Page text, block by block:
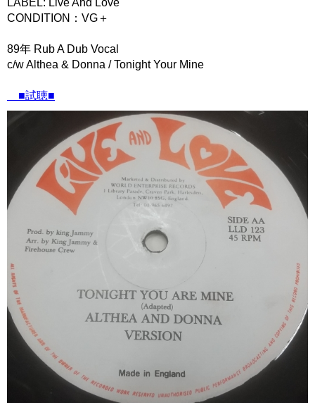
LABEL: Live And Love
CONDITION：VG＋
89年 Rub A Dub Vocal
c/w Althea & Donna / Tonight Your Mine
■試聴■